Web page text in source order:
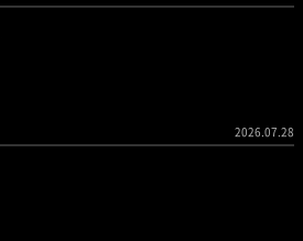
2026.07.28